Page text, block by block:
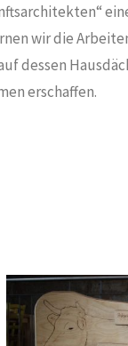
wir die
dessen
erschaffen.